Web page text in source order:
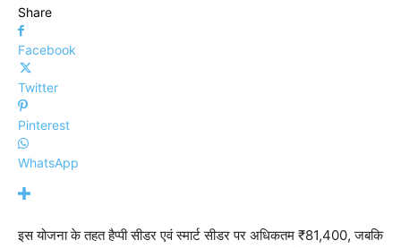
Share
Facebook
Twitter
Pinterest
WhatsApp
इस योजना के तहत हैप्पी सीडर एवं स्मार्ट सीडर पर अधिकतम ₹81,400, जबकि